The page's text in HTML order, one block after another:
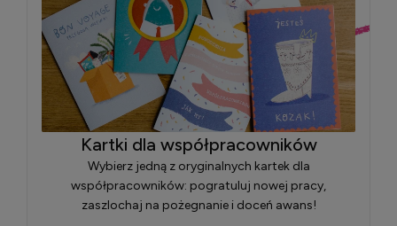
Kartki dla współpracowników
Wybierz jedną z oryginalnych kartek dla
współpracowników: pogratuluj nowej pracy,
zaszlochaj na pożegnanie i doceń awans!